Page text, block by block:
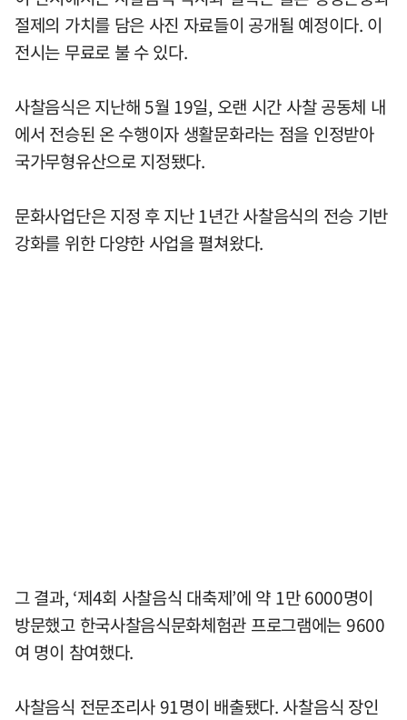
절제의 가치를 담은 사진 자료들이 공개될 예정이다. 이
전시는 무료로 불 수 있다.
사찰음식은 지난해 5월 19일, 오랜 시간 사찰 공동체 내
에서 전승된 온 수행이자 생활문화라는 점을 인정받아
국가무형유산으로 지정됐다.
문화사업단은 지정 후 지난 1년간 사찰음식의 전승 기반
강화를 위한 다양한 사업을 펼쳐왔다.
그 결과, ‘제4회 사찰음식 대축제’에 약 1만 6000명이
방문했고 한국사찰음식문화체험관 프로그램에는 9600
여 명이 참여했다.
사찰음식 전문조리사 91명이 배출됐다. 사찰음식 장인